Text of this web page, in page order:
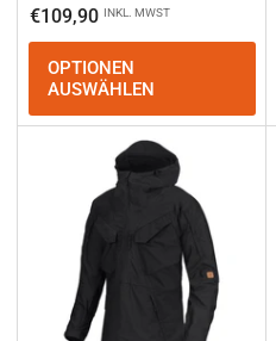
Normaler
Preis
€109,90 INKL. MWST
OPTIONEN
AUSWÄHLEN